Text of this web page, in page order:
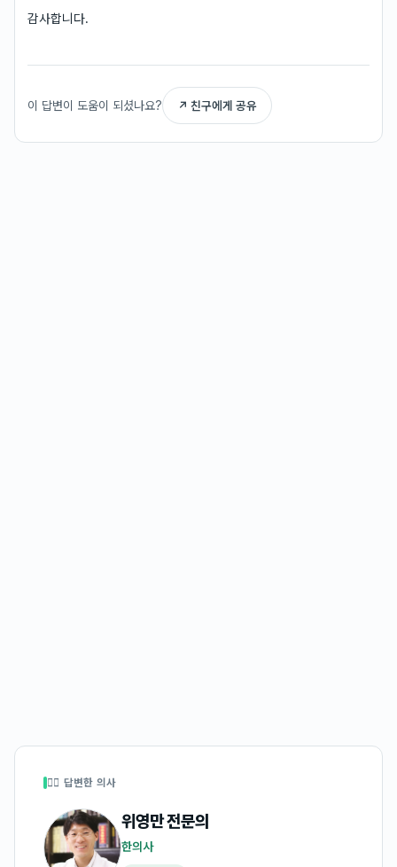
감사합니다.
이 답변이 도움이 되셨나요? ↗ 친구에게 공유
👩‍⚕️ 답변한 의사
위영만전문의
한의사